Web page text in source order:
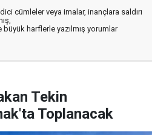
cümleler veya imalar, inançlara saldırı
harflerle yazılmış yorumlar
Tekin
Toplanacak